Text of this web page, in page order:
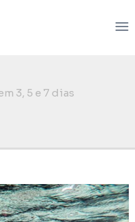
3, 5 e 7 dias